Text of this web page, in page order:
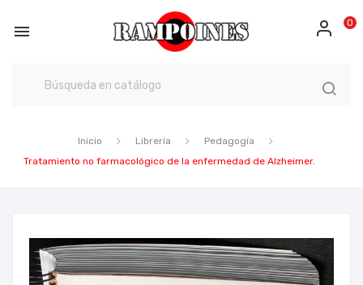
 0
Inicio Librería
Pedagogía
Tratamiento no farmacológico de la enfermedad de Alzheimer.